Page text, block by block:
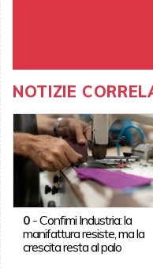
NOTIZIE
0-Confimi Industria: la
manifattura resiste, ma la
crescita resta al palo